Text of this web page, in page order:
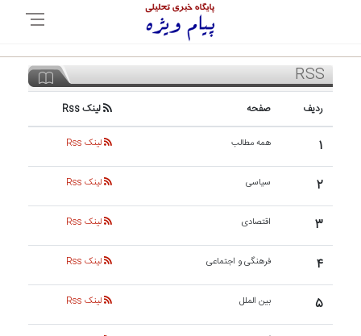
RSS
ردیف صفحه لینک Rss
۱ همه مطالب لینک Rss
۲ سیاسی لینک Rss
۳ اقتصادی لینک Rss
۴ فرهنگی و اجتماعی لینک Rss
۵ بین الملل لینک Rss